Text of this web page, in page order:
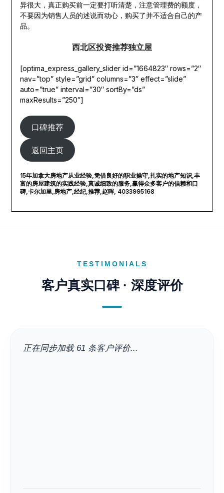
异很大，真正购买前一定要打听清楚，注意管理费的额度，
不要因为销售人员的述说而动心，购买了并不适合自己的产
品。
西北区投资推荐独立屋
[optima_express_gallery_slider id=”1664823″ rows=”2″
nav=”top” style=”grid” columns=”3″ effect=”slide”
auto=”true” interval=”30″ sortBy=”ds”
maxResults=”250″]
口碑推荐
返回主页
15年加拿大房地产从业经验,凭借良好的职业操守,扎实的地产知识,丰
富的房屋建筑的实践经验,真诚细致的服务,赢得众多客户的信赖和口
碑,卡尔加里,房地产,经纪,推荐,赵晖, 4033995168
TESTIMONIALS
客户真实口碑 · 深度评价
正在同步加载 61 条客户评价...